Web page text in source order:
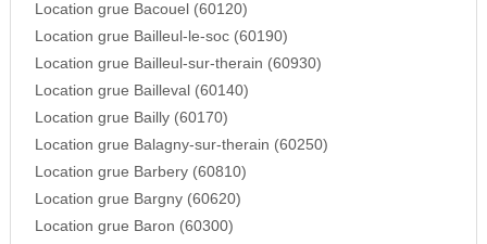
Location grue Bacouel (60120)
Location grue Bailleul-le-soc (60190)
Location grue Bailleul-sur-therain (60930)
Location grue Bailleval (60140)
Location grue Bailly (60170)
Location grue Balagny-sur-therain (60250)
Location grue Barbery (60810)
Location grue Bargny (60620)
Location grue Baron (60300)